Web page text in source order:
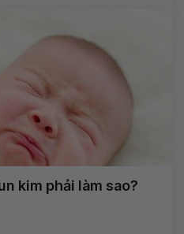
kim phải làm sao?